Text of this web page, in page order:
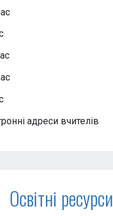
адреси вчителів
Освітні ресурси